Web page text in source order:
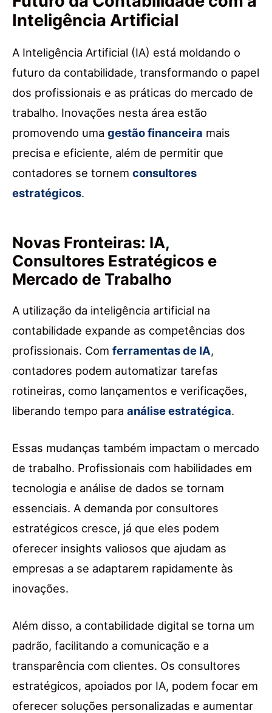
Inteligência Artificial
A Inteligência Artificial (IA) está moldando o
futuro da contabilidade, transformando o papel
dos profissionais e as práticas do mercado de
trabalho. Inovações nesta área estão
promovendo uma gestão financeira mais
precisa e eficiente, além de permitir que
contadores se tornem consultores
estratégicos.
Novas Fronteiras: IA,
Consultores Estratégicos e
Mercado de Trabalho
A utilização da inteligência artificial na
contabilidade expande as competências dos
profissionais. Com ferramentas de IA,
contadores podem automatizar tarefas
rotineiras, como lançamentos e verificações,
liberando tempo para análise estratégica.
Essas mudanças também impactam o mercado
de trabalho. Profissionais com habilidades em
tecnologia e análise de dados se tornam
essenciais. A demanda por consultores
estratégicos cresce, já que eles podem
oferecer insights valiosos que ajudam as
empresas a se adaptarem rapidamente às
inovações.
Além disso, a contabilidade digital se torna um
padrão, facilitando a comunicação e a
transparência com clientes. Os consultores
estratégicos, apoiados por IA, podem focar em
oferecer soluções personalizadas e aumentar